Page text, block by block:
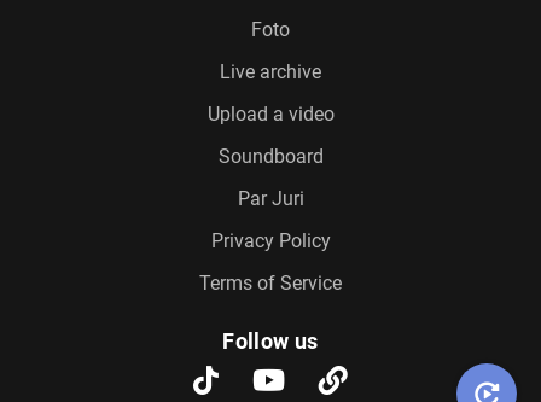
Foto
Live archive
Upload a video
Soundboard
Par Juri
Privacy Policy
Terms of Service
Follow us